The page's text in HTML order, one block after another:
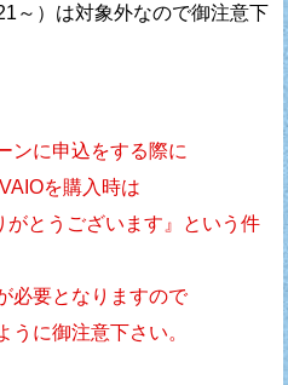
～）は対象外なので御注意下
ンに申込をする際に
を購入時は
がとうございます』という件
必要となりますので
うに御注意下さい。